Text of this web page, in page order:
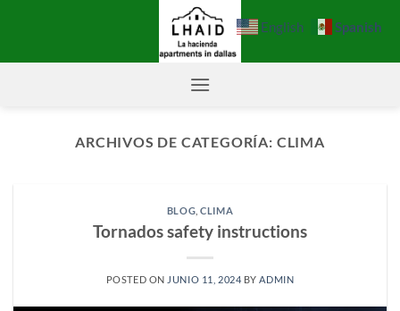
ARCHIVOS DE CATEGORÍA: CLIMA
BLOG ,CLIMA
Tornados safety instructions
POSTED ON JUNIO 11, 2024 BY ADMIN
English Spanish